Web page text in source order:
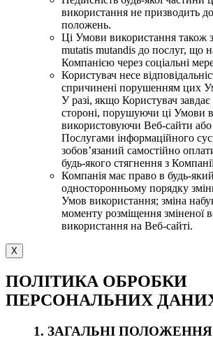
використання не призводить
положень.
Ці Умови використання також
mutatis mutandis до послуг, що
Компанією через соціальні
Користувач несе
спричинені порушенням цих
У разі, якщо Користувач
стороні, порушуючи ці Умови
використовуючи Веб-сайти
Послугами інформаційного
зобов’язаний самостійно
будь-якого стягнення з
Компанія має право в будь-
односторонньому порядку
Умов використання; зміна
моменту розміщення зміненої
використання на Веб-сайті.
X
ПОЛІТИКА ОБРОБКИ
ПЕРСОНАЛЬНИХ
1. ЗАГАЛЬНІ ПОЛОЖЕННЯ